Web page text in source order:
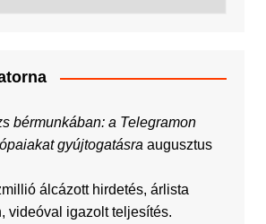
bérmunkában: a Telegramon
gyújtogatásra augusztus
álcázott hirdetés, árlista
videóval igazolt teljesítés.